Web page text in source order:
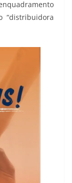
“distribuidora